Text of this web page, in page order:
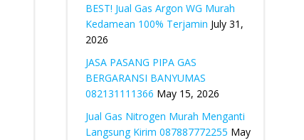
BEST! Jual Gas Argon WG Murah
Kedamean 100% Terjamin July 31,
2026
JASA PASANG PIPA GAS
BERGARANSI BANYUMAS
082131111366 May 15, 2026
Jual Gas Nitrogen Murah Menganti
Langsung Kirim 087887772255 May